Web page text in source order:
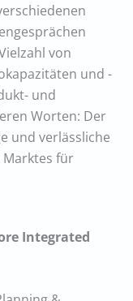
von
und -
und
Worten: Der
und verlässliche
Marktes für
Integrated